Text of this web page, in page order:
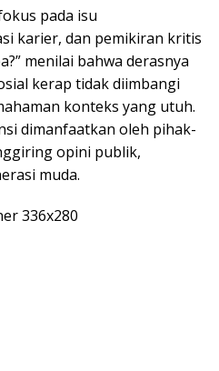
pada isu
karier, dan pemikiran kritis
menilai bahwa derasnya
kerap tidak diimbangi
konteks yang utuh.
dimanfaatkan oleh pihak-
opini publik,
muda.